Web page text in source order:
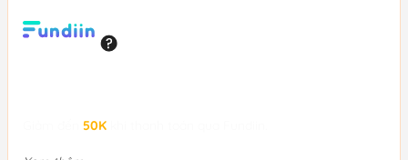
50K